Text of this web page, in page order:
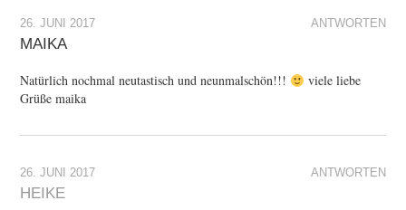
ANTWORTEN
26. JUNI 2017
MAIKA
Natürlich nochmal neutastisch und neunmalschön!!!
viele liebe
Grüße maika
ANTWORTEN
26. JUNI 2017
HEIKE